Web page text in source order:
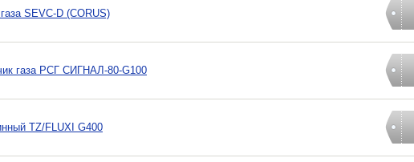
SEVC-D (CORUS)
газа РСГ СИГНАЛ-80-G100
TZ/FLUXI G400